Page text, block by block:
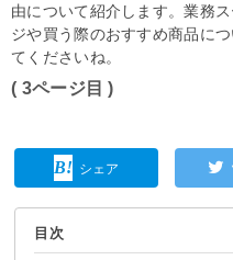
由について紹介します。業務
ジや買う際のおすすめ商品に
てくださいね。
( 3ページ目 )
シェア
目次